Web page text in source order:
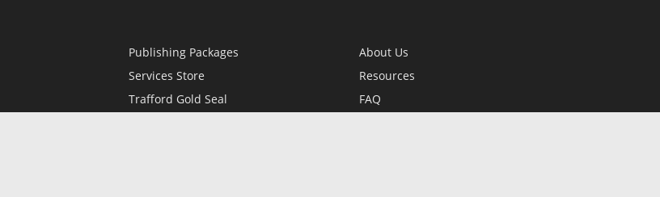
Publishing Packages
Services Store
Trafford Gold Seal
About Us
Resources
FAQ